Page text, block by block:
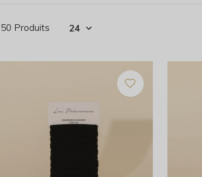
Produits